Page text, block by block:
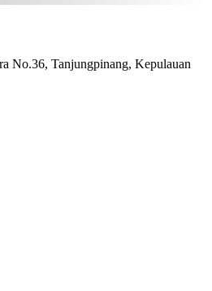
No.36, Tanjungpinang, Kepulauan